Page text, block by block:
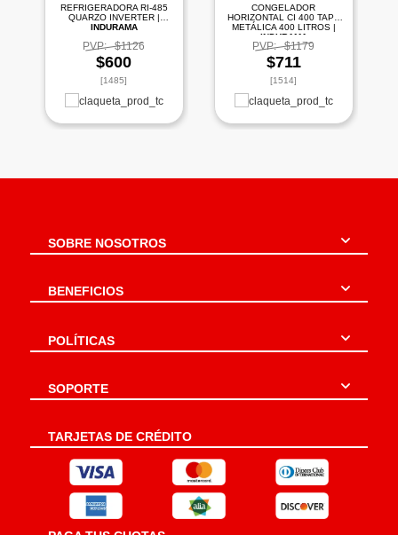
REFRIGERADORA RI-485
INDURAMA
PVP: $1126
$600
[1485]
CONGELADOR
HORIZONTAL CI 400 TAPA
INDURAMA
PVP: $1179
$711
[1514]
SOBRE NOSOTROS
BENEFICIOS
POLÍTICAS
SOPORTE
TARJETAS DE CRÉDITO